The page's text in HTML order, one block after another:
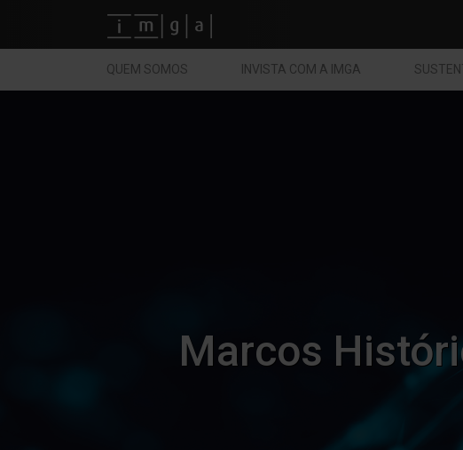
Fundos imga
QUEM SOMOS INVISTA COM A IMGA
Marcos